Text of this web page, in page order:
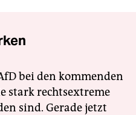
bei den kommenden
stark rechtsextreme
sind. Gerade jetzt